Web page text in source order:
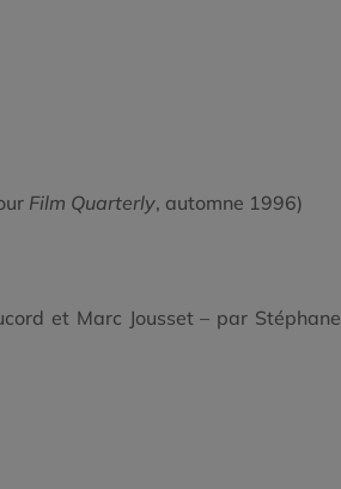
Film Quarterly, automne 1996)
et Marc Jousset – par Stéphane